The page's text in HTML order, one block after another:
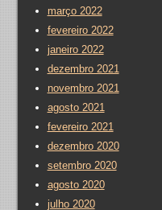
março 2022
fevereiro 2022
janeiro 2022
dezembro 2021
novembro 2021
agosto 2021
fevereiro 2021
dezembro 2020
setembro 2020
agosto 2020
julho 2020